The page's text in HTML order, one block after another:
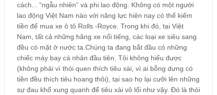
cách... “ngẫu nhiên” và phi lao động. Không có một người
lao động Việt Nam nào với năng lực hiện nay có thể kiếm
tiền để mua xe ô tô Rolls -Royce. Trong khi đó, tại Việt
Nam, tất cả những hãng xe nổi tiếng, các loại xe siêu sang
đều có mặt ở nước ta.Chúng ta đang bắt đầu có những
chiếc máy bay cá nhân đầu tiên. Tôi không hiểu được
(không phải vì thói quen thích tiêu xài, vì ai bỗng dưng có
tiền đều thích tiêu hoang thôi), tại sao họ lại cưỡi lên những
sự đau khổ xung quanh để tiêu xài vô lối như vậy. Đó là thói